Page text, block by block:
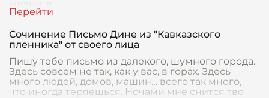
Сочинение Письмо Дине из "Кавказского
пленника" от своего лица
Пишу тебе письмо из далекого, шумного города.
Здесь совсем не так, как у вас, в горах. Здесь
много людей, домов, машин… всего так много,
что иногда теряешься. Ночами мне снится тво